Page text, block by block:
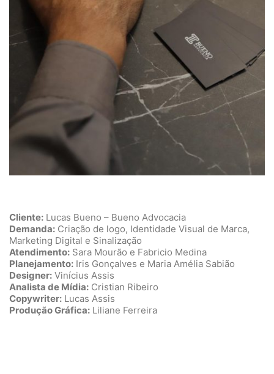
Cliente: Lucas Bueno – Bueno Advocacia
Demanda: Criação de logo, Identidade Visual de Marca,
Marketing Digital e Sinalização
Atendimento: Sara Mourão e Fabricio Medina
Planejamento: Iris Gonçalves e Maria Amélia Sabião
Designer: Vinícius Assis
Analista de Mídia: Cristian Ribeiro
Copywriter: Lucas Assis
Produção Gráfica: Liliane Ferreira